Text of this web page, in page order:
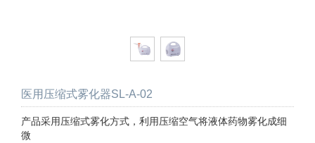
医用压缩式雾化器SL-A-02
产品采用压缩式雾化方式，利用压缩空气将液体药物雾化成细
微